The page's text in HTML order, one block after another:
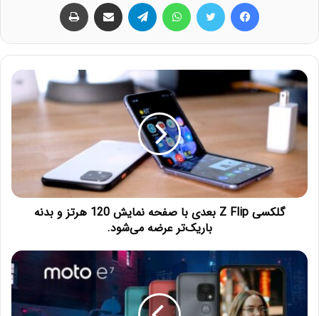
گلکسی Z Flip بعدی با صفحه نمایش 120 هرتز و بدنه
باریک‌تر عرضه می‌شود.